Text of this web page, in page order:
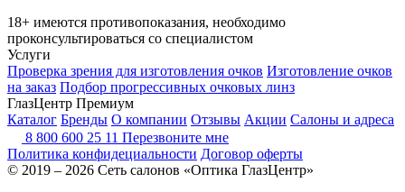
18+ имеются противопоказания, необходимо
проконсультироваться со специалистом
Услуги
Проверка зрения для изготовления очков Изготовление очков
на заказ Подбор прогрессивных очковых линз
ГлазЦентр Премиум
Каталог Бренды О компании Отзывы Акции Салоны и адреса
8 800 600 25 11 Перезвоните мне
Политика конфидециальности Договор оферты
© 2019 – 2026 Сеть салонов «Оптика ГлазЦентр»